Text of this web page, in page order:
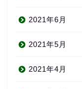
2021年6月
2021年5月
2021年4月